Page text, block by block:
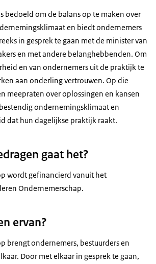
bedoeld om de balans op te maken over
en biedt ondernemers
in gesprek te gaan met de minister van
en met andere belanghebbenden. Om
en van ondernemers uit de praktijk te
aan onderling vertrouwen. Op die
meepraten over oplossingen en kansen
ondernemingsklimaat en
dat hun dagelijkse praktijk raakt.
gaat het?
wordt gefinancierd vanuit het
Ondernemerschap.
ervan?
brengt ondernemers, bestuurders en
Door met elkaar in gesprek te gaan,